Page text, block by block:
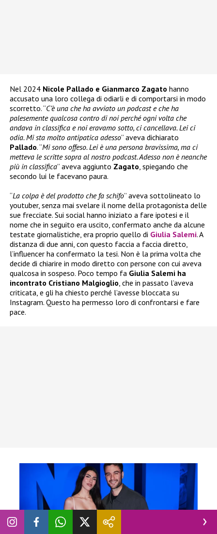
Nel 2024 Nicole Pallado e Gianmarco Zagato hanno
accusato una loro collega di odiarli e di comportarsi in modo
scorretto. “C’è una che ha avviato un podcast e che ha
palesemente qualcosa contro di noi perché ogni volta che
andava in classifica e noi eravamo sotto, ci cancellava. Lei ci
odia. Mi sta molto antipatica adesso” aveva dichiarato
Pallado. “Mi sono offeso. Lei è una persona bravissima, ma ci
metteva le scritte sopra al nostro podcast. Adesso non è neanche
più in classifica” aveva aggiunto Zagato, spiegando che
secondo lui le facevano paura.
“La colpa è del prodotto che fa schifo” aveva sottolineato lo
youtuber, senza mai svelare il nome della protagonista delle
sue frecciate. Sui social hanno iniziato a fare ipotesi e il
nome che in seguito era uscito, confermato anche da alcune
testate giornalistiche, era proprio quello di Giulia Salemi. A
distanza di due anni, con questo faccia a faccia diretto,
l’influencer ha confermato la tesi. Non è la prima volta che
decide di chiarire in modo diretto con persone con cui aveva
qualcosa in sospeso. Poco tempo fa Giulia Salemi ha
incontrato Cristiano Malgioglio, che in passato l’aveva
criticata, e gli ha chiesto perché l’avesse bloccata su
Instagram. Questo ha permesso loro di confrontarsi e fare
pace.